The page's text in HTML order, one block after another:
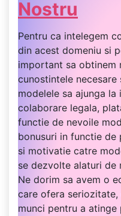
Nostru
Pentru ca intelegem
din acest domeniu si
important sa obtinem
cunostintele necesare
modelele sa ajunga
colaborare legala,
functie de nevoile
bonusuri in functie
si motivatie catre
se dezvolte alaturi de
Ne dorim sa avem o
care ofera
munci pentru a